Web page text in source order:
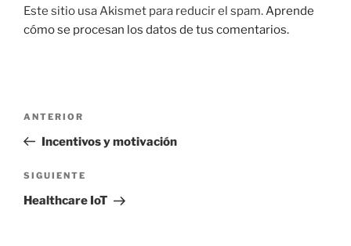
Este sitio usa Akismet para reducir el spam.Aprende
cómo se procesan los datos de tus comentarios.
entradas
Entrada
anterior:
ANTERIOR
Incentivos y motivación
Siguiente
entrada
SIGUIENTE
Healthcare IoT